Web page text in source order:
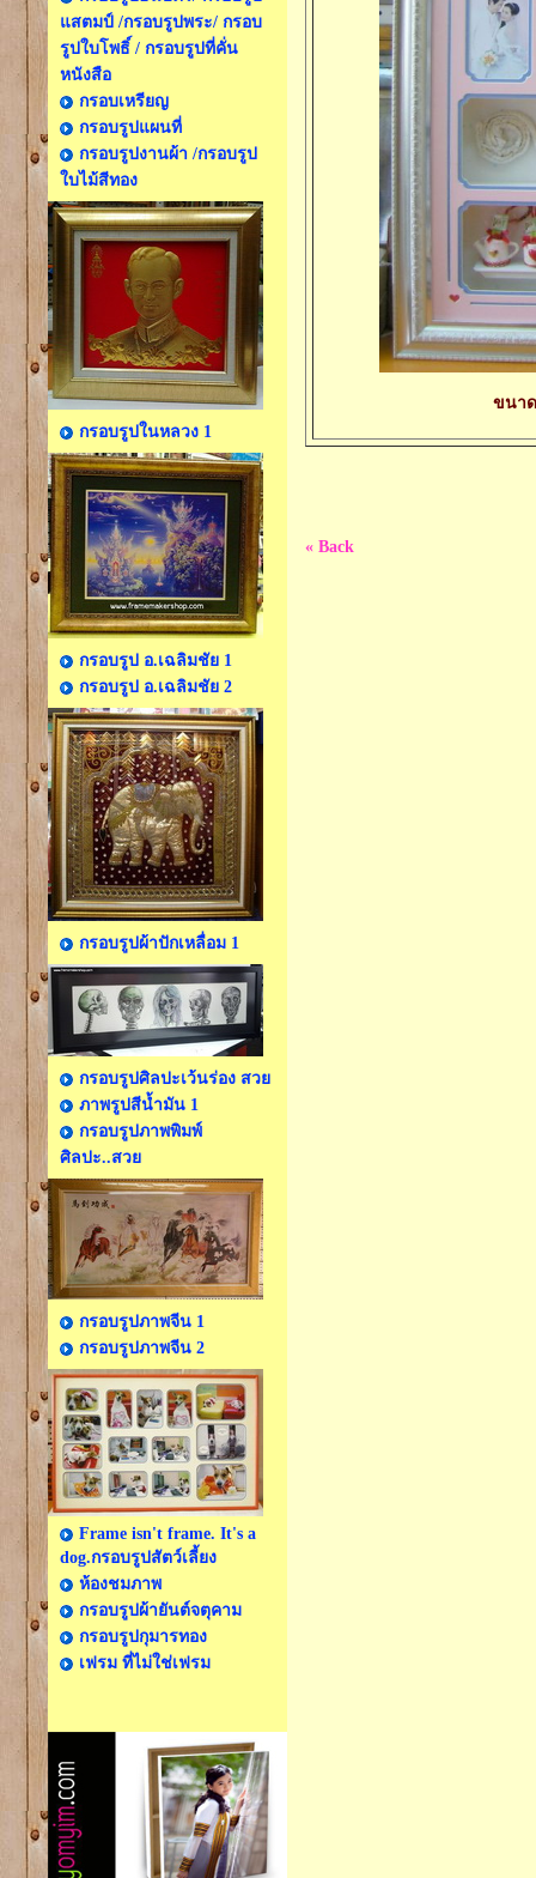
แสตมป์ /กรอบรูปพระ/ กรอบ
รูปใบโพธิ์ / กรอบรูปที่คั่น
หนังสือ
กรอบเหรียญ
กรอบรูปแผนที่
กรอบรูปงานผ้า /กรอบรูป
ใบไม้สีทอง
กรอบรูปในหลวง 1
กรอบรูป อ.เฉลิมชัย 1
กรอบรูป อ.เฉลิมชัย 2
กรอบรูปผ้าปักเหลื่อม 1
กรอบรูปศิลปะเว้นร่อง สวย
ภาพรูปสีน้ำมัน 1
กรอบรูปภาพพิมพ์
ศิลปะ..สวย
กรอบรูปภาพจีน 1
กรอบรูปภาพจีน 2
Frame isn't frame. It's a
dog.กรอบรูปสัตว์เลี้ยง
ห้องชมภาพ
กรอบรูปผ้ายันต์จตุคาม
กรอบรูปกุมารทอง
เฟรม ที่ไม่ใช่เฟรม
ขนา
« Back